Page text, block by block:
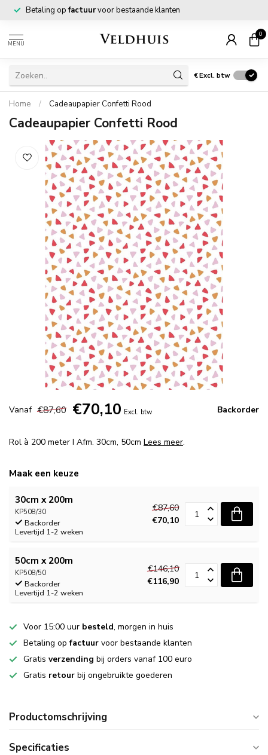
Betaling opfactuurvoor bestaande klanten
MENU
0
€Excl. btw
Home / Cadeaupapier Confetti Rood
Cadeaupapier Confetti Rood
Vanaf €87,60 €70,10 Excl. btw Backorder
Rol à 200 meter I Afm. 30cm, 50cm Lees meer.
Maak een keuze
30cm x 200m
KP508/30
Backorder
Levertijd 1-2 weken
€87,60
€70,10
50cm x 200m
KP508/50
Backorder
Levertijd 1-2 weken
€146,10
€116,90
Voor 15:00 uur besteld, morgen in huis
Betaling opfactuur voor bestaande klanten
Gratis verzending bij orders vanaf 100 euro
Gratis retour bij ongebruikte goederen
Productomschrijving
Specificaties